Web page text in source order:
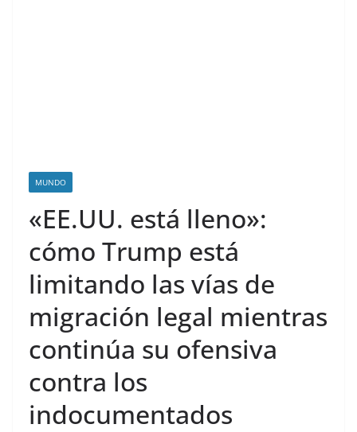
MUNDO
«EE.UU. está lleno»:
cómo Trump está
limitando las vías de
migración legal mientras
continúa su ofensiva
contra los
indocumentados